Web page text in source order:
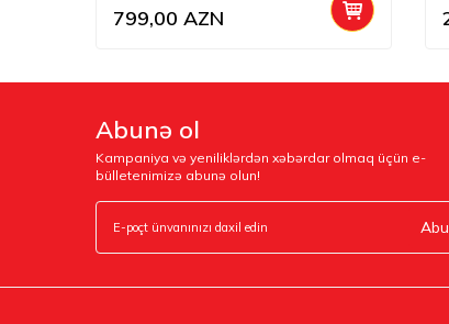
799,00 AZN
Abunə ol
Kampaniya və yeniliklərdən xəbərdar olmaq üçün e-
bülletenimizə abunə olun!